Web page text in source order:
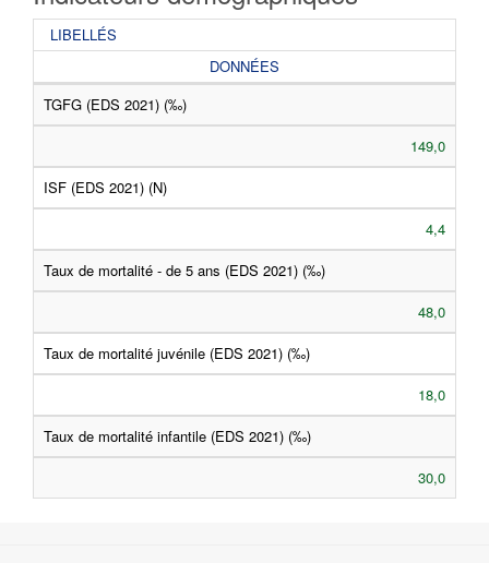
LIBELLÉS
DONNÉES
TGFG (EDS 2021) (‰)
149,0
ISF (EDS 2021) (N)
4,4
Taux de mortalité - de 5 ans (EDS 2021) (‰)
48,0
Taux de mortalité juvénile (EDS 2021) (‰)
18,0
Taux de mortalité infantile (EDS 2021) (‰)
30,0